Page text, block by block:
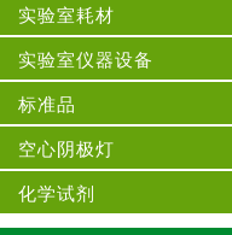
实验室耗材
实验室仪器设备
标准品
空心阴极灯
化学试剂